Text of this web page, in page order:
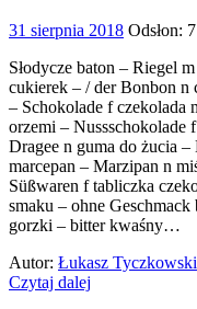
31 sierpnia 2018 Odsłon:
Słodycze baton – Riegel
cukierek – / der Bonbon n
– Schokolade f czekolada
orzemi – Nussschokolade
Dragee n guma do żucia
marcepan – Marzipan n
Süßwaren f tabliczka
smaku – ohne
gorzki – bitter kwaśny…
Autor: Łukasz Tyczkowski
Czytaj dalej